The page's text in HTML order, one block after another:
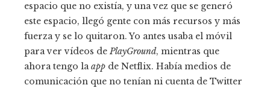
espacio que no existía, y una vez que se generó
este espacio, llegó gente con más recursos y más
fuerza y se lo quitaron. Yo antes usaba el móvil
para ver vídeos de PlayGround, mientras que
ahora tengo la app de Netflix. Había medios de
comunicación que no tenían ni cuenta de Twitter